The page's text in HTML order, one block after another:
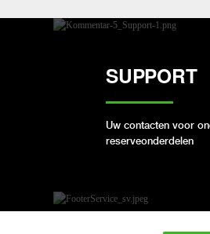
SUPPORT
Uw contacten voor
reserveonderdelen